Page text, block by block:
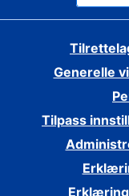
Generelle
Tilpass